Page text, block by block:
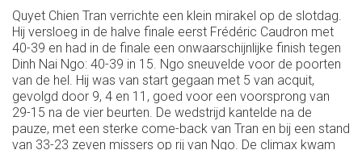
Quyet Chien Tran verrichte een klein mirakel op de slotdag.
Hij versloeg in de halve finale eerst Frédéric Caudron met
40-39 en had in de finale een onwaarschijnlijke finish tegen
Dinh Nai Ngo: 40-39 in 15. Ngo sneuvelde voor de poorten
van de hel. Hij was van start gegaan met 5 van acquit,
gevolgd door 9, 4 en 11, goed voor een voorsprong van
29-15 na de vier beurten. De wedstrijd kantelde na de
pauze, met een sterke come-back van Tran en bij een stand
van 33-23 zeven missers op rij van Ngo. De climax kwam